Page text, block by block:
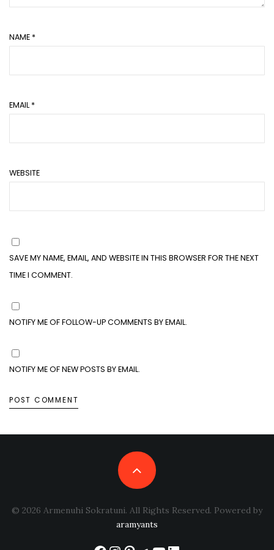
NAME *
EMAIL *
WEBSITE
SAVE MY NAME, EMAIL, AND WEBSITE IN THIS BROWSER FOR THE NEXT
TIME I COMMENT.
NOTIFY ME OF FOLLOW-UP COMMENTS BY EMAIL.
NOTIFY ME OF NEW POSTS BY EMAIL.
© 2026 Armenuhi Sokratuni. All Rights Reserved. Powered by
aramyants